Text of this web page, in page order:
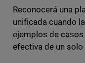
Reconocerá una
unificada cuando
ejemplos de
efectiva de un